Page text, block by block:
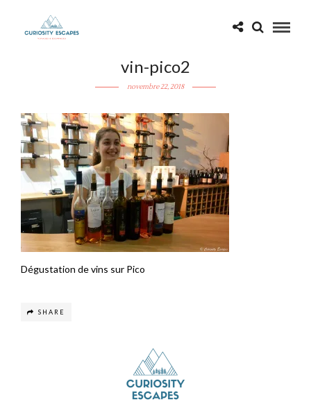
vin-pico2
novembre 22, 2018
Dégustation de vins sur Pico
SHARE